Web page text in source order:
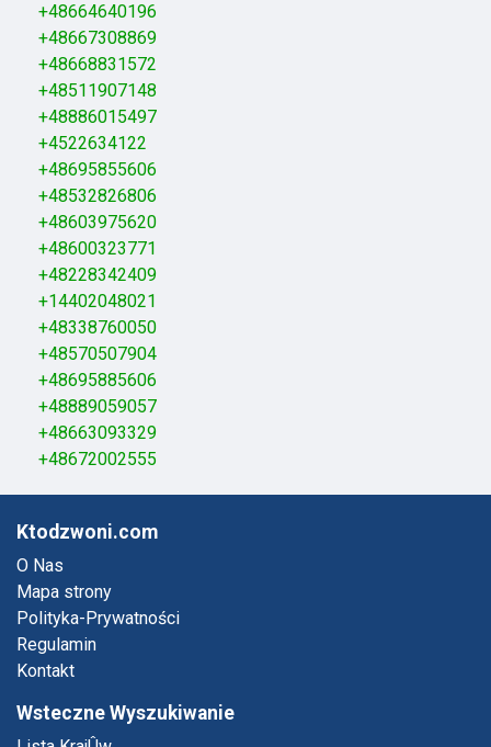
+48664640196
+48667308869
+48668831572
+48511907148
+48886015497
+4522634122
+48695855606
+48532826806
+48603975620
+48600323771
+48228342409
+14402048021
+48338760050
+48570507904
+48695885606
+48889059057
+48663093329
+48672002555
Ktodzwoni.com
O Nas
Mapa strony
Polityka-Prywatności
Regulamin
Kontakt
Wsteczne Wyszukiwanie